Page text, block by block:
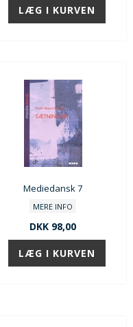
Mediedansk 7
MERE INFO
DKK 98,00